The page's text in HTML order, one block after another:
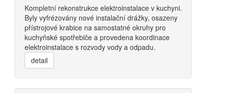
Kompletní rekonstrukce elektroinstalace v kuchyni.
Byly vyfrézovány nové instalační drážky, osazeny
přístrojové krabice na samostatné okruhy pro
kuchyňské spotřebiče a provedena koordinace
elektroinstalace s rozvody vody a odpadu.
detail